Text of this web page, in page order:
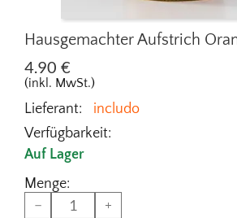
Hausgemachter Aufstrich
4.90 €
(inkl. MwSt.)
Lieferant:
includo
Verfügbarkeit:
Auf Lager
Menge:
−
+